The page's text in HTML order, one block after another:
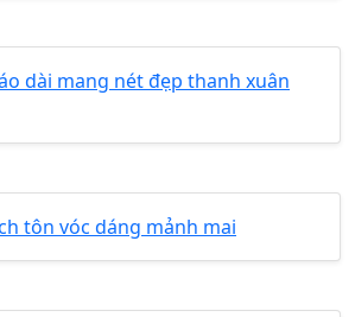
dài mang nét đẹp thanh xuân
tôn vóc dáng mảnh mai